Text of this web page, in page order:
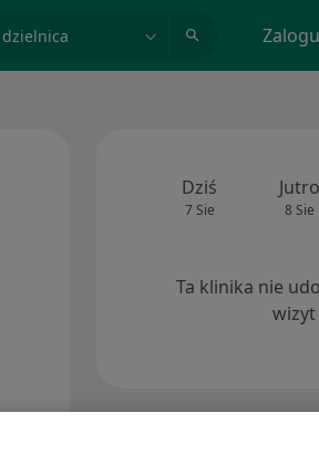
Dziś
7 Sie
Jutro
8 Sie
Ta klinika nie